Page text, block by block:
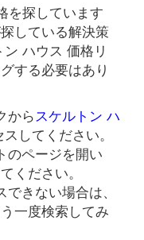
を探しています
している解決策
ハウス 価格リ
する必要はあり
からスケルトン ハ
してください。
のページを開い
ください。
きない場合は、
一度検索してみ